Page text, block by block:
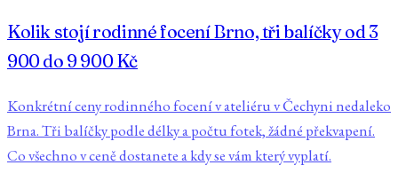
Kolik stojí rodinné focení Brno, tři balíčky od 3
900 do 9 900 Kč
Konkrétní ceny rodinného focení v ateliéru v Čechyni nedaleko
Brna. Tři balíčky podle délky a počtu fotek, žádné překvapení.
Co všechno v ceně dostanete a kdy se vám který vyplatí.